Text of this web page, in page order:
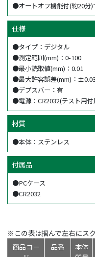
●オートオフ機能付(約20分)
仕様
●タイプ：デジタル
●測定範囲(mm)：0-100
●最小読取値(mm)：0.01
●最大許容誤差(mm)：±0.03
●デプスバー：有
●電源：CR2032(テスト用付
材質
●本体：ステンレス
付属品
●PCケース
●CR2032
※この表は掴んで左右にス
商品コー
品番
本体